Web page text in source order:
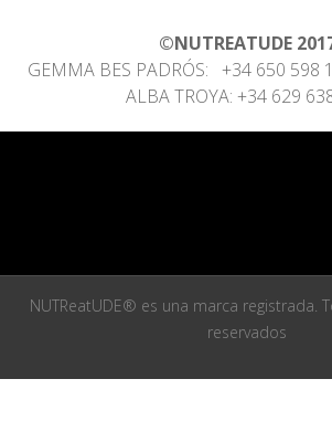
©NUTREATUDE
GEMMA BES PADRÓS: +34 650
ALBA TROYA: +34 629
NUTReatUDE® es una marca registrada.
reservados